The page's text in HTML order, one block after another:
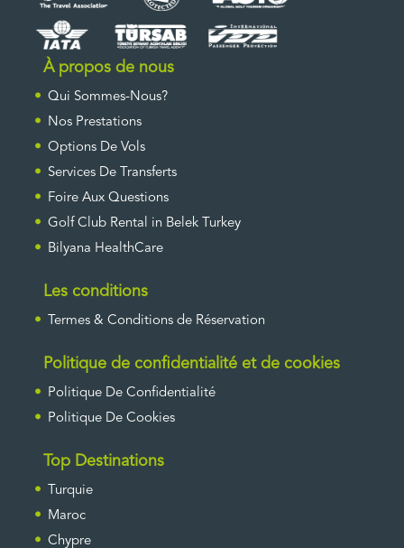
À propos de nous
Qui Sommes-Nous?
Nos Prestations
Options De Vols
Services De Transferts
Foire Aux Questions
Golf Club Rental in Belek Turkey
Bilyana HealthCare
Les conditions
Termes & Conditions de Réservation
Politique de confidentialité et de cookies
Politique De Confidentialité
Politique De Cookies
Top Destinations
Turquie
Maroc
Chypre